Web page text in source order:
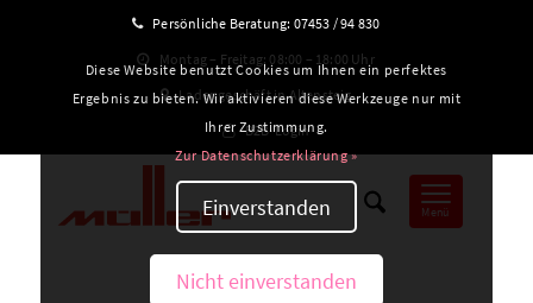
Persönliche Beratung: 07453 / 94 830
Montag – Freitag: 08:00 – 18:00 Uhr
Ladengeschäft in Altensteig
B2B-Login
Menü
Diese Website benutzt Cookies um Ihnen ein perfektes
Ergebnis zu bieten. Wir aktivieren diese Werkzeuge nur mit
Ihrer Zustimmung.
Zur Datenschutzerklärung »
Einverstanden
Nicht einverstanden